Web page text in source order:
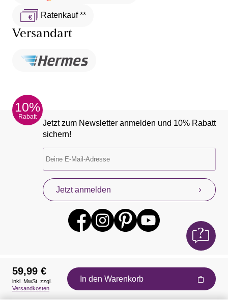
Ratenkauf **
Versandart
10%
Rabatt
Jetzt zum Newsletter anmelden und 10% Rabatt
sichern!
Jetzt anmelden
Auszeichnungen
59,99 €
inkl. MwSt. zzgl.
Versandkosten
In den Warenkorb